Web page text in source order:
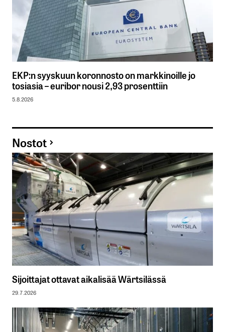
EKP:n syyskuun koronnosto on markkinoille jo
tosiasia – euribor nousi 2,93 prosenttiin
5.8.2026
Nostot
Sijoittajat ottavat aikalisää Wärtsilässä
29.7.2026